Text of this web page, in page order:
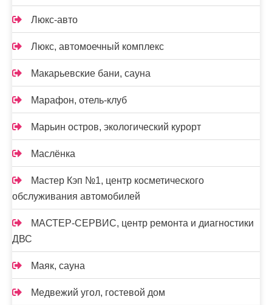
Люкс-авто
Люкс, автомоечный комплекс
Макарьевские бани, сауна
Марафон, отель-клуб
Марьин остров, экологический курорт
Маслёнка
Мастер Кэп №1, центр косметического
обслуживания автомобилей
МАСТЕР-СЕРВИС, центр ремонта и диагностики
ДВС
Маяк, сауна
Медвежий угол, гостевой дом